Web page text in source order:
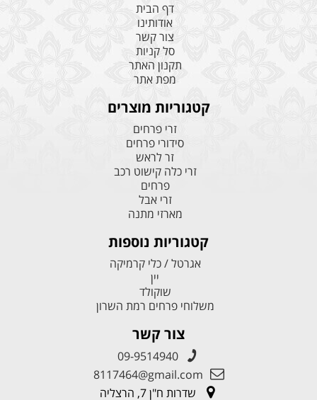
דף הבית
אודותינו
צור קשר
סל קניות
תקנון האתר
מפת אתר
קטגוריות מוצרים
זרי פרחים
סידורי פרחים
זר לראש
זרי כלה קישוט רכב
פרחים
זרי אבל
מארזי מתנה
קטגוריות נוספות
אגרטל / כלי קרמיקה
יין
שוקולד
משלוחי פרחים רמת השרון
צור קשר
09-9514940
8117464@gmail.com
שדרות ח"ן 7, הרצליה